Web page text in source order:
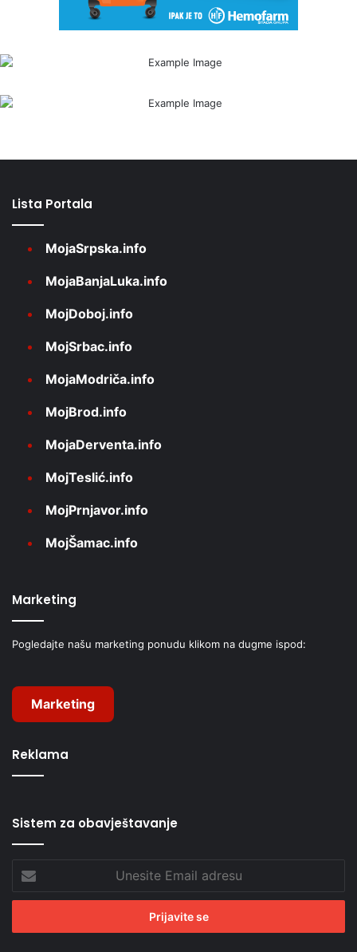
Lista Portala
MojaSrpska.info
MojaBanjaLuka.info
MojDoboj.info
MojSrbac.info
MojaModriča.info
MojBrod.info
MojaDerventa.info
MojTeslić.info
MojPrnjavor.info
MojŠamac.info
Marketing
Pogledajte našu marketing ponudu klikom na dugme ispod:
Marketing
Reklama
Sistem za obavještavanje
Email
adresu